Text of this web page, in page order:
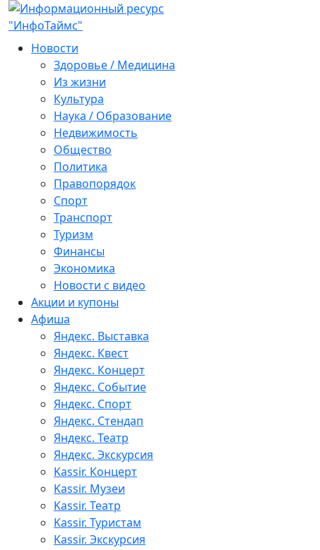
Новости
Здоровье / Медицина
Из жизни
Культура
Наука / Образование
Недвижимость
Общество
Политика
Правопорядок
Спорт
Транспорт
Туризм
Финансы
Экономика
Новости с видео
Акции и купоны
Афиша
Яндекс. Выставка
Яндекс. Квест
Яндекс. Концерт
Яндекс. Событие
Яндекс. Спорт
Яндекс. Стендап
Яндекс. Театр
Яндекс. Экскурсия
Kassir. Концерт
Kassir. Музеи
Kassir. Театр
Kassir. Туристам
Kassir. Экскурсия